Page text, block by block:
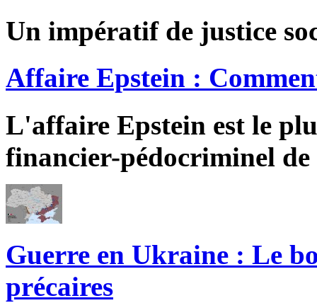
Un impératif de justice
Affaire Epstein :
L'affaire Epstein est le
financier-pédocriminel
Guerre en Ukraine : Le
précaires